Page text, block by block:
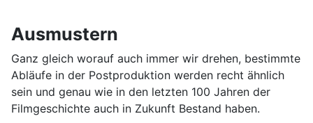
Ausmustern
Ganz gleich worauf auch immer wir drehen, bestimmte
Abläufe in der Postproduktion werden recht ähnlich
sein und genau wie in den letzten 100 Jahren der
Filmgeschichte auch in Zukunft Bestand haben.